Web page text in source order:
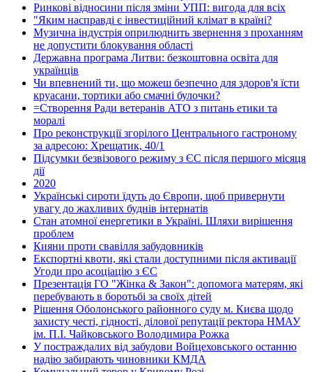
Ринкові відносини після зміни УПП: вигода для всіх
"Яким насправді є інвестиційний клімат в країні?
Музична індустрія оприлюднить звернення з проханням
не допустити блокування області
Державна програма Литви: безкоштовна освіта для
українців
Чи впевнений ти, що можеш безпечно для здоров'я їсти
круасани, тортики або смачні булочки?
=Створення Ради ветеранів АТО з питань етики та
моралі
Про реконструкції згорілого Центрального гастроному
за адресою: Хрещатик, 40/1
Підсумки безвізового режиму з ЄС після першого місяця
дії
2020
Українські сироти їдуть до Європи, щоб привернути
увагу до жахливих буднів інтернатів
Стан атомної енергетики в Україні. Шляхи вирішення
проблем
Кияни проти свавілля забудовників
Експортні квоти, які стали доступними після активації
Угоди про асоціацію з ЄС
Презентація ГО "Жінка & Закон": допомога матерям, які
перебувають в боротьбі за своїх дітей
Рішення Оболонського районного суду м. Києва щодо
захисту честі, гідності, ділової репутації ректора НМАУ
ім. П.І. Чайковського Володимира Рожка
У постраждалих від забудови Войцеховського останню
надію забирають чиновники КМДА